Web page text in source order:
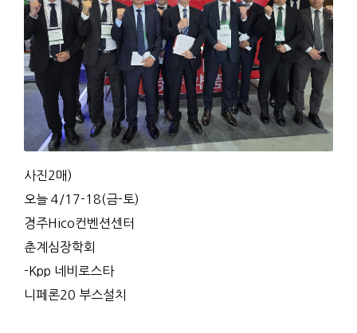
사진2매)
오늘 4/17-18(금-토)
경주Hico컨벤션센터
춘계심장학회
-Kpp 네비로스타
니페론20 부스설치